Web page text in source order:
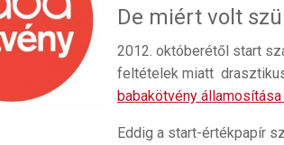
De miért volt
2012. októberétől start
feltételek miatt
babakötvény
Eddig a start-értékpapír